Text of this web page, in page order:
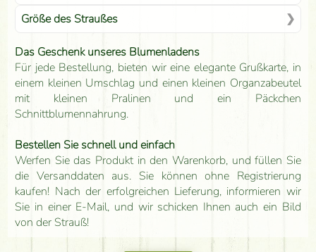
Größe des Straußes
Das Geschenk unseres Blumenladens
Für jede Bestellung, bieten wir eine elegante Grußkarte, in
einem kleinen Umschlag und einen kleinen Organzabeutel
mit kleinen Pralinen und ein Päckchen
Schnittblumennahrung.
Bestellen Sie schnell und einfach
Werfen Sie das Produkt in den Warenkorb, und füllen Sie
die Versanddaten aus. Sie können ohne Registrierung
kaufen! Nach der erfolgreichen Lieferung, informieren wir
Sie in einer E-Mail, und wir schicken Ihnen auch ein Bild
von der Strauß!